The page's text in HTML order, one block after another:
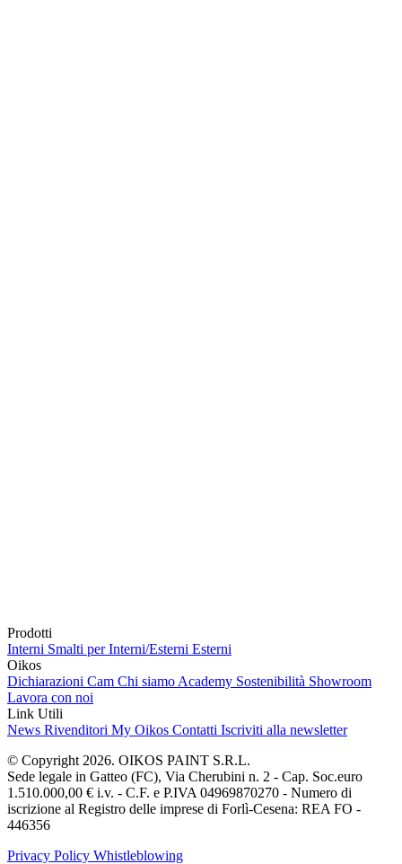
Prodotti
Interni Smalti per Interni/Esterni Esterni
Oikos
Dichiarazioni Cam Chi siamo Academy Sostenibilità Showroom
Lavora con noi
Link Utili
News Rivenditori My Oikos Contatti Iscriviti alla newsletter
© Copyright 2026. OIKOS PAINT S.R.L.
Sede legale in Gatteo (FC), Via Cherubini n. 2 - Cap. Soc.euro
1.510.000,00 € i.v. - C.F. e P.IVA 04969870270 - Numero di
iscrizione al Registro delle imprese di Forlì-Cesena: REA FO -
446356
Privacy Policy Whistleblowing